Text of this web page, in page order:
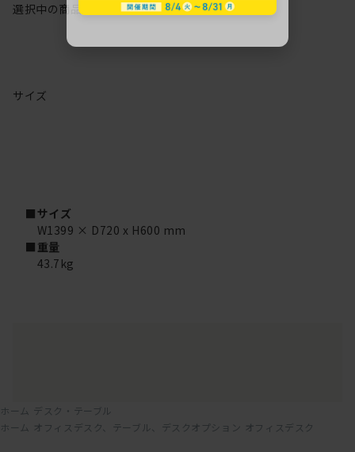
選択中の商品情報 保証注意事項
サイズ
■サイズ
W1399 × D720 x H600 mm
■重量
43.7kg
ホーム デスク・テーブル
ホーム
オフィスデスク、テーブル、デスクオプション オフィスデスク